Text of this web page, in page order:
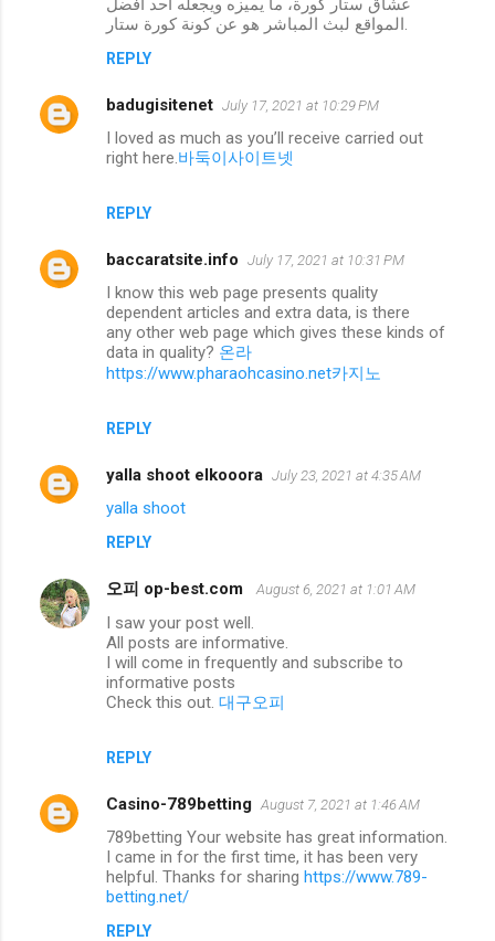
REPLY
badugisitenet July 17, 2021 at 10:29 PM
I loved as much as you’ll receive carried out
right here. 바둑이사이트넷
REPLY
baccaratsite.info July 17, 2021 at 10:31 PM
I know this web page presents quality
dependent articles and extra data, is there
any other web page which gives these kinds of
data in quality? 온라
https://www.pharaohcasino.net카지노
REPLY
yalla shoot elkooora July 23, 2021 at 4:35 AM
yalla shoot
REPLY
오피 op-best.com August 6, 2021 at 1:01 AM
I saw your post well.
All posts are informative.
I will come in frequently and subscribe to
informative posts
Check this out. 대구오피
REPLY
Casino-789betting August 7, 2021 at 1:46 AM
789betting Your website has great information.
I came in for the first time, it has been very
helpful. Thanks for sharing https://www.789-
betting.net/
REPLY